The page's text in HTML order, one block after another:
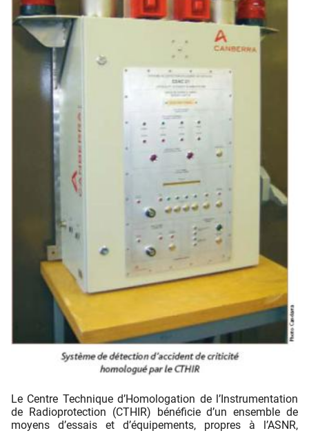
Le Centre Technique d’Homologation de l’Instrumentation
de Radioprotection (CTHIR) bénéficie d’un ensemble de
moyens d’essais et d’équipements, propres à l’ASNR,